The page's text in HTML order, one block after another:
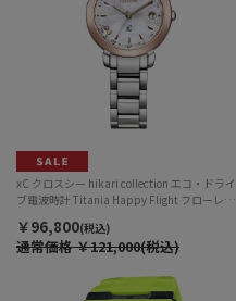
xC クロスシー hikari collection エコ・ドライ
ブ電波時計 Titania Happy Flight フローレッ
￥96,800(税込)
通常価格￥121,000(税込)